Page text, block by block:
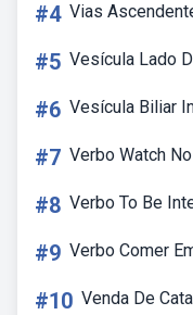
#4 Vias
#5 Vesícula Lado
#6 Vesícula Biliar
#7 Verbo Watch
#8 Verbo To Be
#9 Verbo Comer
#10 Venda De